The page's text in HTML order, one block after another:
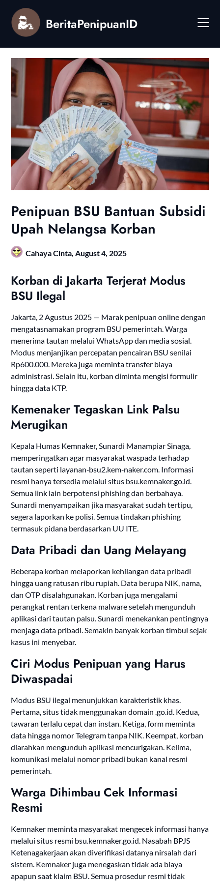
content
BeritaPenipuanID
Penipuan BSU Bantuan Subsidi
Upah Nelangsa Korban
Cahaya Cinta, August 4, 2025
Korban di Jakarta Terjerat Modus
BSU Ilegal
Jakarta, 2 Agustus 2025 — Marak penipuan online dengan
mengatasnamakan program BSU pemerintah. Warga
menerima tautan melalui WhatsApp dan media sosial.
Modus menjanjikan percepatan pencairan BSU senilai
Rp600.000. Mereka juga meminta transfer biaya
administrasi. Selain itu, korban diminta mengisi formulir
hingga data KTP.
Kemenaker Tegaskan Link Palsu
Merugikan
Kepala Humas Kemnaker, Sunardi Manampiar Sinaga,
memperingatkan agar masyarakat waspada terhadap
tautan seperti layanan‑bsu2.kem‑naker.com. Informasi
resmi hanya tersedia melalui situs bsu.kemnaker.go.id.
Semua link lain berpotensi phishing dan berbahaya.
Sunardi menyampaikan jika masyarakat sudah tertipu,
segera laporkan ke polisi. Semua tindakan phishing
termasuk pidana berdasarkan UU ITE.
Data Pribadi dan Uang Melayang
Beberapa korban melaporkan kehilangan data pribadi
hingga uang ratusan ribu rupiah. Data berupa NIK, nama,
dan OTP disalahgunakan. Korban juga mengalami
perangkat rentan terkena malware setelah mengunduh
aplikasi dari tautan palsu. Sunardi menekankan pentingnya
menjaga data pribadi. Semakin banyak korban timbul sejak
kasus ini menyebar.
Ciri Modus Penipuan yang Harus
Diwaspadai
Modus BSU ilegal menunjukkan karakteristik khas.
Pertama, situs tidak menggunakan domain .go.id. Kedua,
tawaran terlalu cepat dan instan. Ketiga, form meminta
data hingga nomor Telegram tanpa NIK. Keempat, korban
diarahkan mengunduh aplikasi mencurigakan. Kelima,
komunikasi melalui nomor pribadi bukan kanal resmi
pemerintah.
Warga Dihimbau Cek Informasi
Resmi
Kemnaker meminta masyarakat mengecek informasi hanya
melalui situs resmi bsu.kemnaker.go.id. Nasabah BPJS
Ketenagakerjaan akan diverifikasi datanya nirsalah dari
sistem. Kemnaker juga menegaskan tidak ada biaya
apapun saat klaim BSU. Semua prosedur resmi tidak